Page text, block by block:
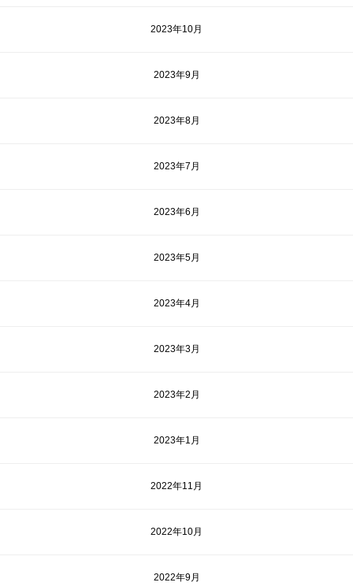
2023年10月
2023年9月
2023年8月
2023年7月
2023年6月
2023年5月
2023年4月
2023年3月
2023年2月
2023年1月
2022年11月
2022年10月
2022年9月